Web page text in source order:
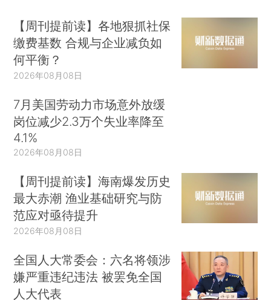
【周刊提前读】各地狠抓社保
缴费基数 合规与企业减负如
何平衡？
2026年08月08日
7月美国劳动力市场意外放缓
岗位减少2.3万个失业率降至
4.1%
2026年08月08日
【周刊提前读】海南爆发历史
最大赤潮 渔业基础研究与防
范应对亟待提升
2026年08月08日
全国人大常委会：六名将领涉
嫌严重违纪违法 被罢免全国
人大代表